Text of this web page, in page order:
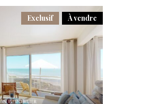
À vendre
Exclusif